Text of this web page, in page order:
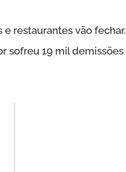
restaurantes vão fechar.
sofreu 19 mil demissões